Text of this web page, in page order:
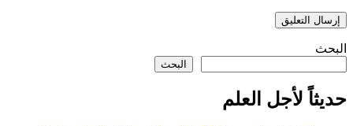
البحث
البحث
حديثاً لأجل العلم